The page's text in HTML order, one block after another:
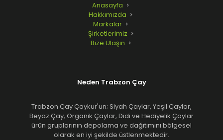
Anasayfa
Hakkımızda
Markalar
Şirketlerimiz
Bize Ulaşın
Neden Trabzon Çay
Trabzon Çay Çaykur'un; Siyah Çaylar, Yeşil Çaylar,
Beyaz Çay, Organik Çaylar, Didi ve Hediyelik Çaylar
ürün gruplarının depolama ve dağıtımını bölgesel
olarak en iyi şekilde üstlenmektedir.